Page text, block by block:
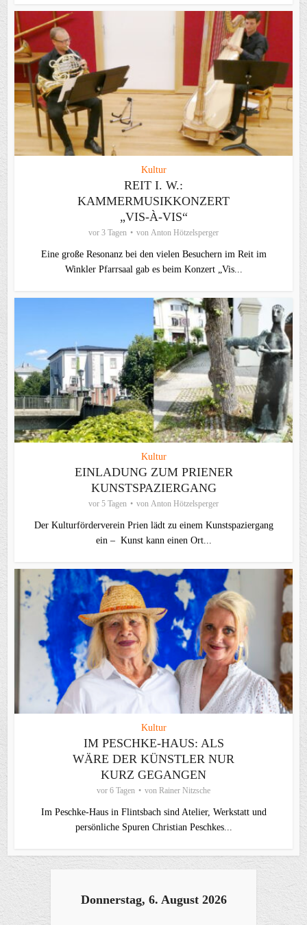
Kultur
REIT I. W.:
KAMMERMUSIKKONZERT
„VIS-À-VIS“
vor 3 Tagen von Anton Hötzelsperger
Eine große Resonanz bei den vielen Besuchern im Reit im
Winkler Pfarrsaal gab es beim Konzert „Vis...
Kultur
EINLADUNG ZUM PRIENER
KUNSTSPAZIERGANG
vor 5 Tagen von Anton Hötzelsperger
Der Kulturförderverein Prien lädt zu einem Kunstspaziergang
ein – Kunst kann einen Ort...
Kultur
IM PESCHKE-HAUS: ALS
WÄRE DER KÜNSTLER NUR
KURZ GEGANGEN
vor 6 Tagen von Rainer Nitzsche
Im Peschke-Haus in Flintsbach sind Atelier, Werkstatt und
persönliche Spuren Christian Peschkes...
Donnerstag, 6. August 2026